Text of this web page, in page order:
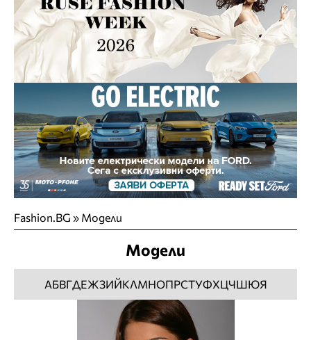
Fashion.BG » Модели
Модели
АБВГДЕЖЗИЙКЛМНОПРСТУФХЦЧШЮЯ